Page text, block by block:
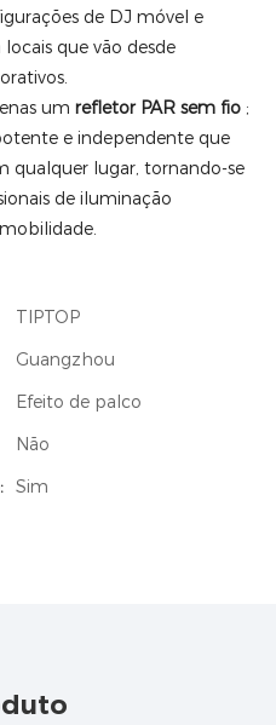
de DJ móvel e
que vão desde
um refletor PAR sem fio ;
e independente que
qualquer lugar, tornando-se
de iluminação
TIPTOP
Guangzhou
Efeito de palco
Não
Sim